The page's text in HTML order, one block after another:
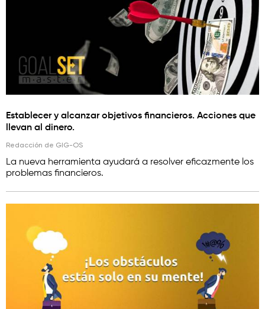
Establecer y alcanzar objetivos financieros. Acciones que
llevan al dinero.
Redacción de GIG-OS
La nueva herramienta ayudará a resolver eficazmente los
problemas financieros.